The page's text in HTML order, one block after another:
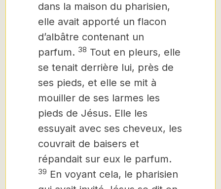
dans la maison du pharisien,
elle avait apporté un flacon
d’albâtre contenant un
parfum. 38 Tout en pleurs, elle
se tenait derrière lui, près de
ses pieds, et elle se mit à
mouiller de ses larmes les
pieds de Jésus. Elle les
essuyait avec ses cheveux, les
couvrait de baisers et
répandait sur eux le parfum.
39 En voyant cela, le pharisien